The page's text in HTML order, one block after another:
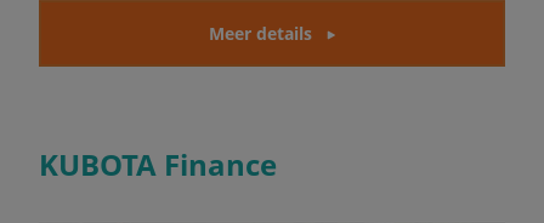
Meer details
KUBOTA Finance